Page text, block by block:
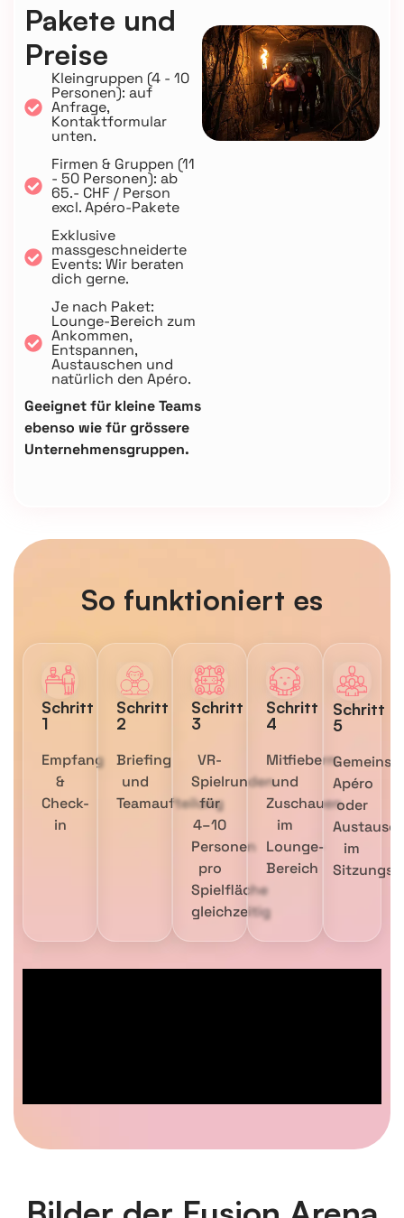
Pakete und
Preise
Kleingruppen (4 - 10
Personen): auf
Anfrage,
Kontaktformular
unten.
Firmen & Gruppen (11
- 50 Personen): ab
65.- CHF / Person
excl. Apéro-Pakete
Exklusive
massgeschneiderte
Events: Wir beraten
dich gerne.
Je nach Paket:
Lounge-Bereich zum
Ankommen,
Entspannen,
Austauschen und
natürlich den Apéro.
Geeignet für kleine Teams
ebenso wie für grössere
Unternehmensgruppen.
So funktioniert es
Schritt
1
Empfang
&
Check-
in
Schritt
2
Briefing
und
Teamaufteilung
Schritt
3
VR-
Spielrunden
für
4–10
Personen
pro
Spielfläche
gleichzeitig
Schritt
4
Mitfiebern
und
Zuschauen
im
Lounge-
Bereich
Schritt
5
Apéro
oder
im